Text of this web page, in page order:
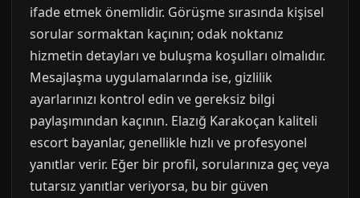
ifade etmek önemlidir. Görüşme sırasında kişisel
sorular sormaktan kaçının; odak noktanız
hizmetin detayları ve buluşma koşulları olmalıdır.
Mesajlaşma uygulamalarında ise, gizlilik
ayarlarınızı kontrol edin ve gereksiz bilgi
paylaşımından kaçının. Elazığ Karakoçan kaliteli
escort bayanlar, genellikle hızlı ve profesyonel
yanıtlar verir. Eğer bir profil, sorularınıza geç veya
tutarsız yanıtlar veriyorsa, bu bir güven